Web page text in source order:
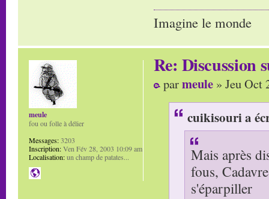
Imagine le monde
Re: Discussion
parmeule » Jeu Oct
cuikisouri a
Mais après
fous,
s'éparpiller
meule
fou ou folle à délier
Messages:3203
Inscription:Ven Fév 28, 2003 10:09 am
Localisation:un champ de patates...